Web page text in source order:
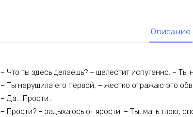
Описание
– Что ты здесь делаешь? – шелестит испуганно. – Ты
– Ты нарушила его первой, – жестко отражаю это
– Да… Прости…
– Прости? – задыхаюсь от ярости. – Ты, мать твою,